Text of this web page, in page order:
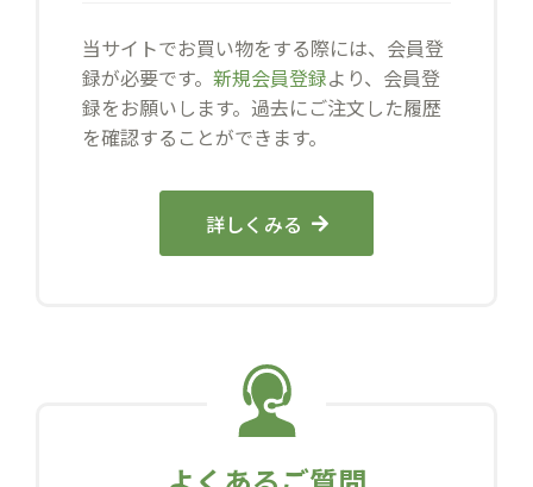
当サイトでお買い物をする際には、会員登
録が必要です。 新規会員登録より、会員登
録をお願いします。過去にご注文した履歴
を確認することができます。
詳しくみる